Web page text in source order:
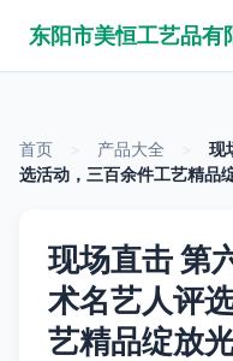
首页 产品大全
现
选活动，三百余件工艺精品
现场直击 第
术名艺人评
艺精品绽放